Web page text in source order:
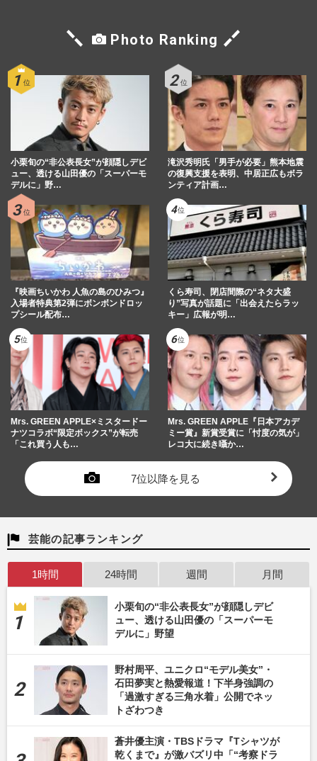
Photo Ranking
小栗旬の“非公表長女”が顔隠しデビ
ュー、透ける山田優の「スーパーモ
デルに」野…
滝沢秀明氏「男手が必要」熊本地震
の復興支援を表明、中居正広もボラ
ンティア計画…
『映画ちいかわ 人魚の島のひみつ』
入場者特典第2弾にボンボンドロッ
プシール配布…
くら寿司、閉店間際の“ネタ大盛
り”写真が話題に「出会えたらラッ
キー」広報が明…
Mrs. GREEN APPLE×ミスタードー
ナツコラボ“限定ボックス”が転売
「これ買う人も…
Mrs. GREEN APPLE『日本アカデ
ミー賞』新賞受賞に「忖度の気が」
レコ大に続き囁か…
7位以降を見る
芸能の記事ランキング
1時間 24時間 週間 月間
小栗旬の“非公表長女”が顔隠しデビ
ュー、透ける山田優の「スーパーモ
デルに」野望
野村周平、ユニクロ“モデル美女”・
石田夢実と熱愛報道！下半身強調の
「過激すぎる三角水着」公開でネッ
トざわつき
蒼井優主演・TBSドラマ『Tシャツが
乾くまで』が激バズリ中「“考察ドラ